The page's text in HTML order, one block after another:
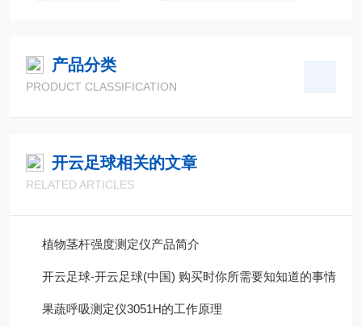
产品分类
PRODUCT CLASSIFICATION
开云足球相关的文章
RELATED ARTICLES
植物茎杆强度测定仪产品简介
开云足球-开云足球(中国) 购买时你所需要知知道的事情
果蔬呼吸测定仪3051H的工作原理